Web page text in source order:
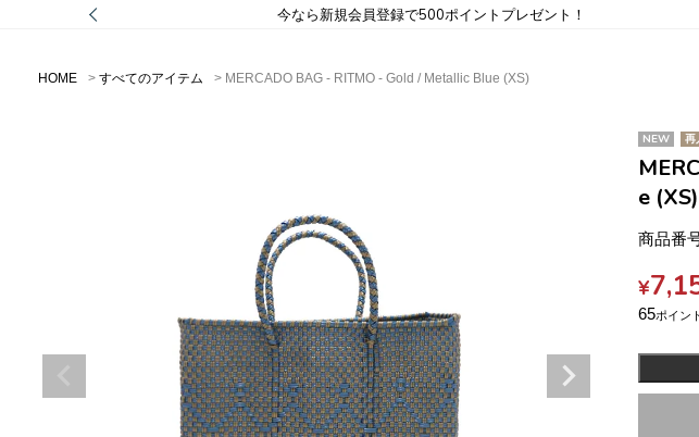
今なら新規会員登録で500ポイントプレゼント！
HOME すべてのアイテム MERCADO BAG - RITMO - Gold / Metallic Blue (XS)
NEW 再
e (XS)
商品番
¥
65